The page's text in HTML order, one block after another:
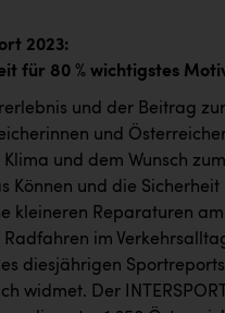
2023:
für 80 % wichtigstes
und der Beitrag
und
und dem Wunsch
Können und die
kleineren Reparaturen
im
diesjährigen
widmet. Der